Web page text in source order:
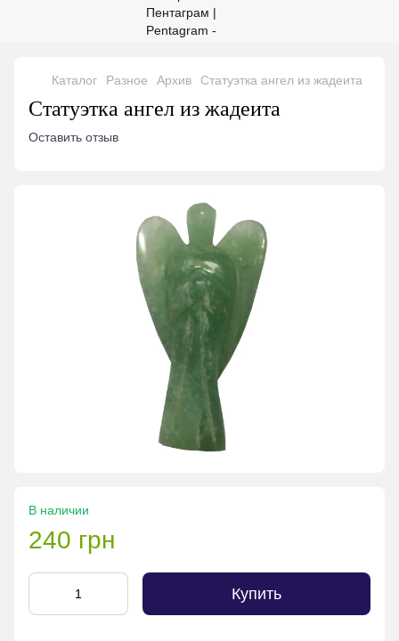
Каталог Разное Архив Статуэтка ангел из жадеита
Статуэтка ангел из жадеита
Оставить отзыв
В наличии
240 грн
Купить